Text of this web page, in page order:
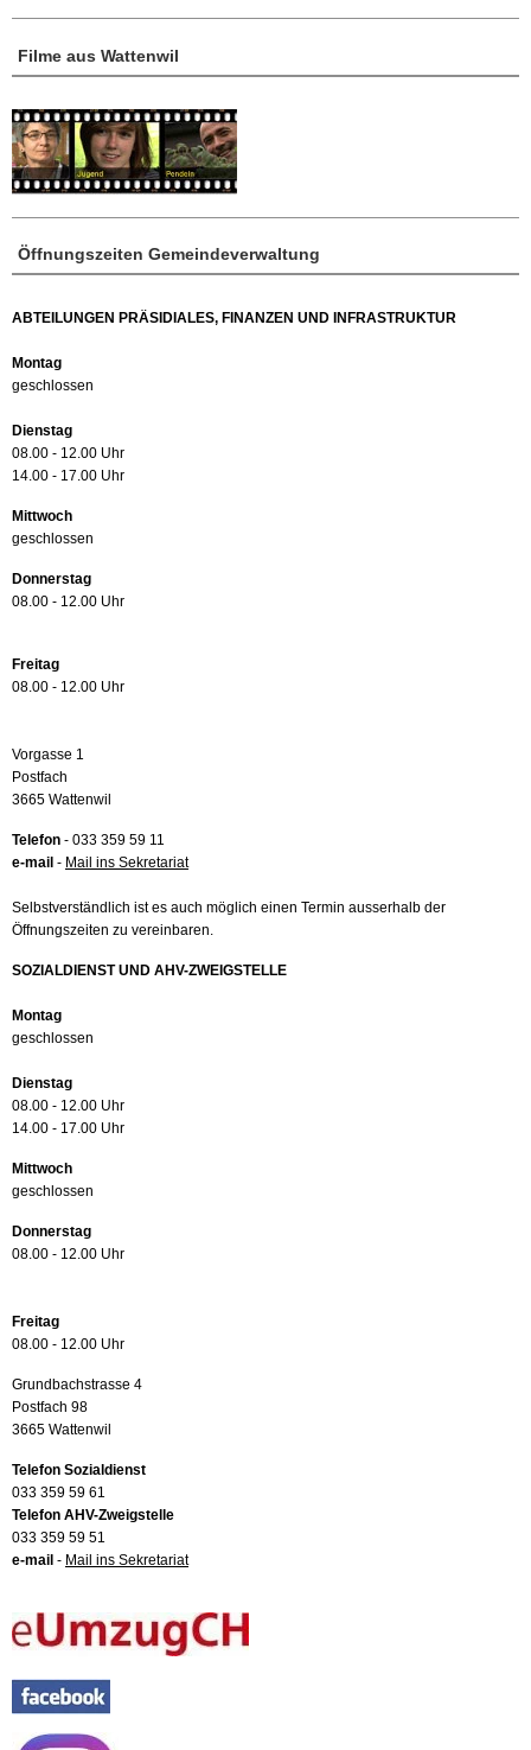
Öffnungszeiten Gemeindeverwaltung
ABTEILUNGEN PRÄSIDIALES, FINANZEN UND INFRASTRUKTUR
Montag
geschlossen
Dienstag
08.00 - 12.00 Uhr
14.00 - 17.00 Uhr
Mittwoch
geschlossen
Donnerstag
08.00 - 12.00 Uhr
Freitag
08.00 - 12.00 Uhr
Vorgasse 1
Postfach
3665 Wattenwil
Telefon - 033 359 59 11
e-mail - Mail ins Sekretariat
Selbstverständlich ist es auch möglich einen Termin ausserhalb der
Öffnungszeiten zu vereinbaren.
SOZIALDIENST UND AHV-ZWEIGSTELLE
Montag
geschlossen
Dienstag
08.00 - 12.00 Uhr
14.00 - 17.00 Uhr
Mittwoch
geschlossen
Donnerstag
08.00 - 12.00 Uhr
Freitag
08.00 - 12.00 Uhr
Grundbachstrasse 4
Postfach 98
3665 Wattenwil
Telefon Sozialdienst
033 359 59 61
Telefon AHV-Zweigstelle
033 359 59 51
e-mail - Mail ins Sekretariat
Filme aus Wattenwil